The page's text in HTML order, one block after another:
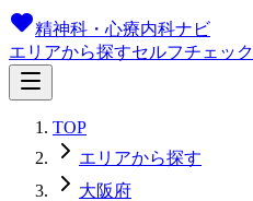
精神科・心療内科ナビ
エリアから探すセルフチェック
TOP
エリアから探す
大阪府